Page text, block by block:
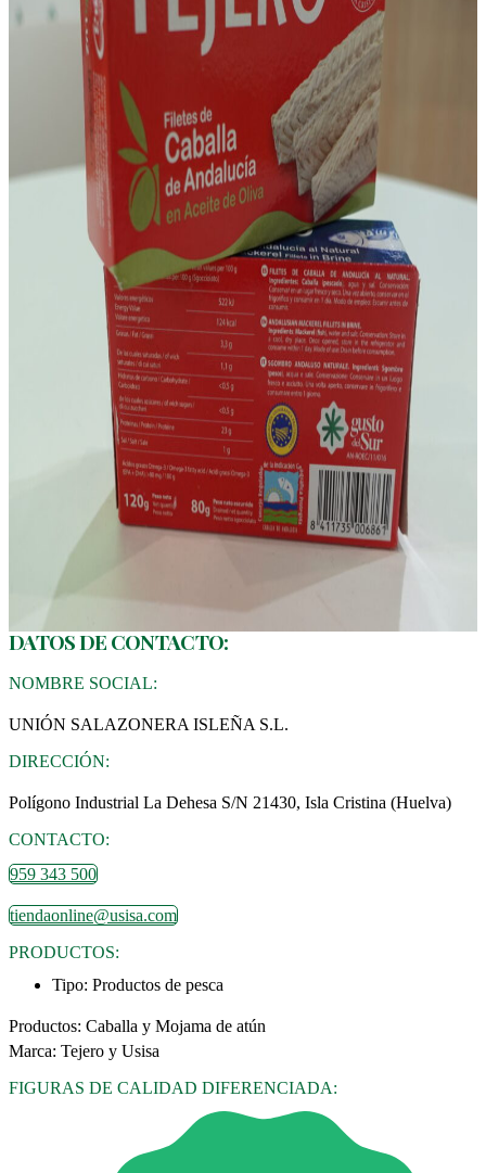
DATOS DE CONTACTO:
NOMBRE SOCIAL:
UNIÓN SALAZONERA ISLEÑA S.L.
DIRECCIÓN:
Polígono Industrial La Dehesa S/N 21430, Isla Cristina (Huelva)
CONTACTO:
959 343 500
tiendaonline@usisa.com
PRODUCTOS:
Tipo: Productos de pesca
Productos: Caballa y Mojama de atún
Marca: Tejero y Usisa
FIGURAS DE CALIDAD DIFERENCIADA: